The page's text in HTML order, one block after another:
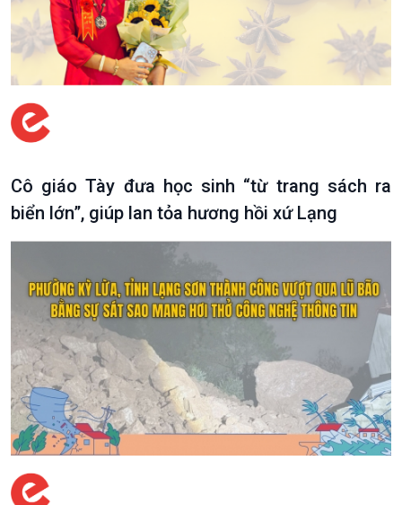
Tin Văn hoá & Du lịch
Chát với người nổi tiếng
Câu chuyện Thể thao
Video
Infographic
E-Magazine
Cô giáo Tày đưa học sinh “từ trang sách ra
biển lớn”, giúp lan tỏa hương hồi xứ Lạng